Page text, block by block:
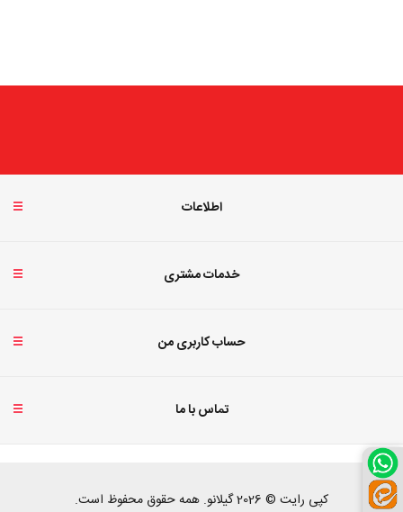
اطلاعات
خدمات مشتری
حساب کاربری من
تماس با ما
کپی رایت © 2026 گیلانو. همه حقوق محفوظ است.